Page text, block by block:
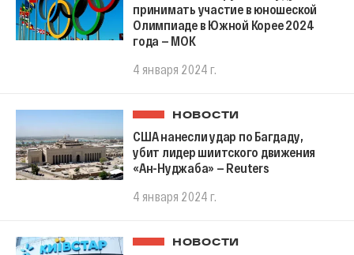
принимать участие в юношеской
Олимпиаде в Южной Корее 2024
года — МОК
4 января 2024 г.
НОВОСТИ
США нанесли удар по Багдаду,
убит лидер шиитского движения
«Ан-Нуджаба» — Reuters
4 января 2024 г.
НОВОСТИ